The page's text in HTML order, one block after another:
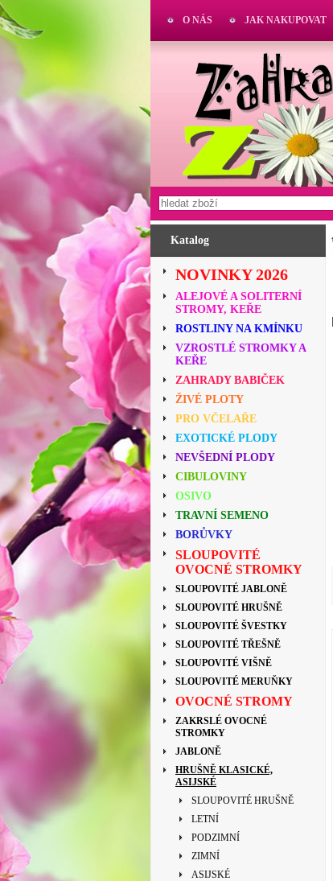
Katalog
NOVINKY 2026
ALEJOVÉ A SOLITERNÍ
STROMY, KEŘE
ROSTLINY NA KMÍNKU
VZROSTLÉ STROMKY A
KEŘE
ZAHRADY BABIČEK
ŽIVÉ PLOTY
PRO VČELAŘE
EXOTICKÉ PLODY
NEVŠEDNÍ PLODY
CIBULOVINY
OSIVO
TRAVNÍ SEMENO
BORŮVKY
SLOUPOVITÉ
OVOCNÉ STROMKY
SLOUPOVITÉ JABLONĚ
SLOUPOVITÉ HRUŠNĚ
SLOUPOVITÉ ŠVESTKY
SLOUPOVITÉ TŘEŠNĚ
SLOUPOVITÉ VIŠNĚ
SLOUPOVITÉ MERUŇKY
OVOCNÉ STROMY
ZAKRSLÉ OVOCNÉ
STROMKY
JABLONĚ
HRUŠNĚ KLASICKÉ,
ASIJSKÉ
SLOUPOVITÉ HRUŠNĚ
LETNÍ
PODZIMNÍ
ZIMNÍ
ASIJSKÉ
O NÁS JAK NAKUPOVAT